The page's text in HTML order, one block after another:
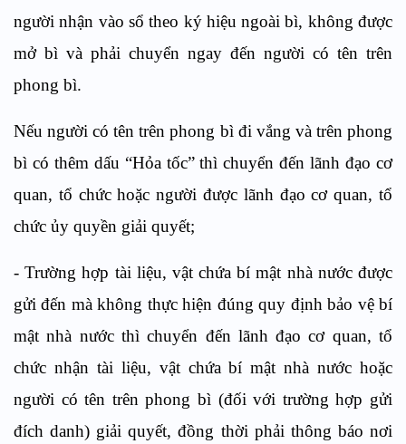
người nhận vào sổ theo ký hiệu ngoài bì, không được
mở bì và phải chuyển ngay đến người có tên trên
phong bì.
Nếu người có tên trên phong bì đi vắng và trên phong
bì có thêm dấu “Hỏa tốc” thì chuyển đến lãnh đạo cơ
quan, tổ chức hoặc người được lãnh đạo cơ quan, tổ
chức ủy quyền giải quyết;
- Trường hợp tài liệu, vật chứa bí mật nhà nước được
gửi đến mà không thực hiện đúng quy định bảo vệ bí
mật nhà nước thì chuyển đến lãnh đạo cơ quan, tổ
chức nhận tài liệu, vật chứa bí mật nhà nước hoặc
người có tên trên phong bì (đối với trường hợp gửi
đích danh) giải quyết, đồng thời phải thông báo nơi